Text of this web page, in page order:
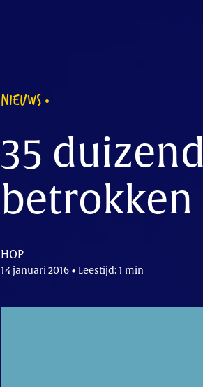
NIEUWS
35
HOP
14 januari 2016 • Leestijd: 1 min